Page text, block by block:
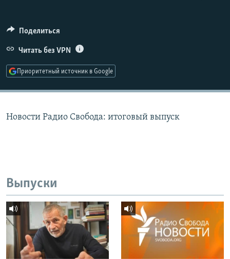
ПОДПИШИТЕСЬ НА РАССЫЛКУ
СОЦИАЛЬНЫЕ СЕТИ
Поделиться
Читать без VPN
Приоритетный источник в Google
Новости Радио Свобода: итоговый выпуск
Выпуски